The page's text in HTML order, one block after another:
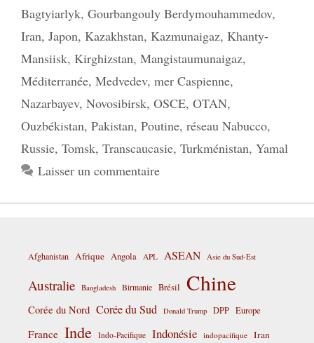
Bagtyiarlyk, Gourbangouly Berdymouhammedov,
Iran, Japon, Kazakhstan, Kazmunaigaz, Khanty-
Mansiisk, Kirghizstan, Mangistaumunaigaz,
Méditerranée, Medvedev, mer Caspienne,
Nazarbayev, Novosibirsk, OSCE, OTAN,
Ouzbékistan, Pakistan, Poutine, réseau Nabucco,
Russie, Tomsk, Transcaucasie, Turkménistan, Yamal
Laisser un commentaire
Afghanistan Afrique Angola APL ASEAN Asie du Sud-Est
Australie Bangladesh Birmanie Brésil Chine
Corée du Nord Corée du Sud Donald Trump DPP Europe
France Inde Indo-Pacifique Indonésie indopacifique Iran